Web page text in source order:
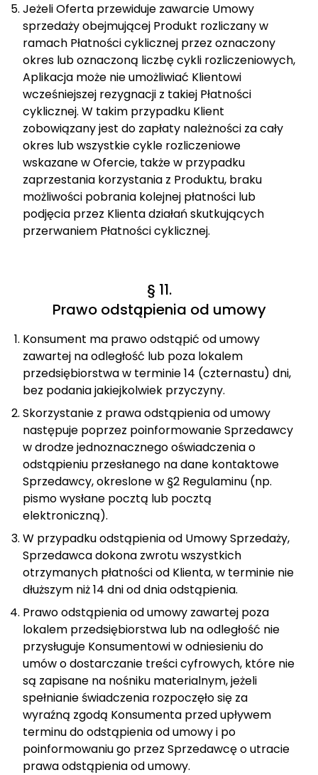
Jeżeli Oferta przewiduje zawarcie Umowy
sprzedaży obejmującej Produkt rozliczany w
ramach Płatności cyklicznej przez oznaczony
okres lub oznaczoną liczbę cykli rozliczeniowych,
Aplikacja może nie umożliwiać Klientowi
wcześniejszej rezygnacji z takiej Płatności
cyklicznej. W takim przypadku Klient
zobowiązany jest do zapłaty należności za cały
okres lub wszystkie cykle rozliczeniowe
wskazane w Ofercie, także w przypadku
zaprzestania korzystania z Produktu, braku
możliwości pobrania kolejnej płatności lub
podjęcia przez Klienta działań skutkujących
przerwaniem Płatności cyklicznej.
§ 11.
Prawo odstąpienia od umowy
Konsument ma prawo odstąpić od umowy
zawartej na odległość lub poza lokalem
przedsiębiorstwa w terminie 14 (czternastu) dni,
bez podania jakiejkolwiek przyczyny.
Skorzystanie z prawa odstąpienia od umowy
następuje poprzez poinformowanie Sprzedawcy
w drodze jednoznacznego oświadczenia o
odstąpieniu przesłanego na dane kontaktowe
Sprzedawcy, okreslone w §2 Regulaminu (np.
pismo wysłane pocztą lub pocztą
elektroniczną).
W przypadku odstąpienia od Umowy Sprzedaży,
Sprzedawca dokona zwrotu wszystkich
otrzymanych płatności od Klienta, w terminie nie
dłuższym niż 14 dni od dnia odstąpienia.
Prawo odstąpienia od umowy zawartej poza
lokalem przedsiębiorstwa lub na odległość nie
przysługuje Konsumentowi w odniesieniu do
umów o dostarczanie treści cyfrowych, które nie
są zapisane na nośniku materialnym, jeżeli
spełnianie świadczenia rozpoczęło się za
wyraźną zgodą Konsumenta przed upływem
terminu do odstąpienia od umowy i po
poinformowaniu go przez Sprzedawcę o utracie
prawa odstąpienia od umowy.